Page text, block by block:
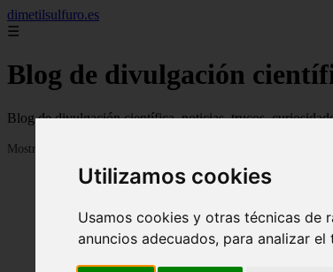
Utilizamos cookies
Usamos cookies y otras técnicas de
anuncios adecuados, para analizar
dimetilsulfuro.es
☰
Blog de divulgación
Blog de divulgación científica, noticias, trucos,
Mostrando 1 - 24 de 907 artículos